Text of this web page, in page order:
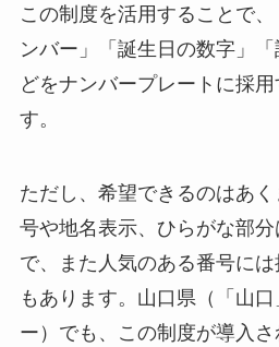
この制度を活用することで
ンバー」「誕生日の数字」
どをナンバープレートに採
す。
ただし、希望できるのはあ
号や地名表示、ひらがな部分
で、また人気のある番号に
もあります。山口県（「山
ー）でも、この制度が導入さ